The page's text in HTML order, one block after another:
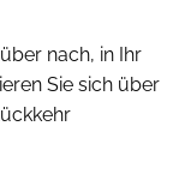
nach, in Ihr
Sie sich über